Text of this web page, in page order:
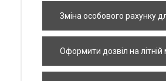
Зміна особового рахунку
Оформити дозвіл на